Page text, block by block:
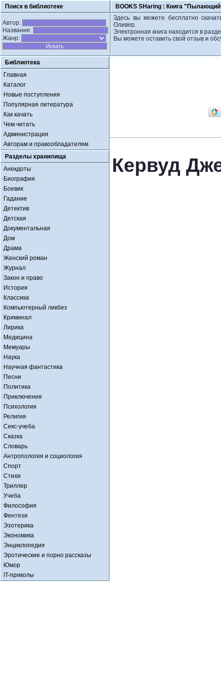
Поиск в библиотеке BOOKS SHaring : Книга
Автор:
Название:
Жанр:
Здесь вы можете бесплатно
Оливер.
Электронная книга находится в
Вы можете оставить свой отзыв и
Библиотека
Главная
Каталог
Новые поступления
Популярная литература
Как качать
Чем читать
Администрация
Авторам и правообладателям
Разделы хранилища
Анекдоты
Биография
Боевик
Гадание
Детектив
Детская
Документальная
Дом
Драма
Женский роман
Журнал
Закон и право
История
Классика
Компьютерный ликбез
Криминал
Лирика
Медицина
Мемуары
Наука
Научная фантастика
Песни
Политика
Приключения
Психология
Религия
Секс-учеба
Сказка
Словарь
Антропология и социология
Спорт
Стихи
Триллер
Учеба
Философия
Фентези
Эзотерика
Экономика
Энциклопедия
Эротические и порно рассказы
Юмор
IT-приколы
Кервуд